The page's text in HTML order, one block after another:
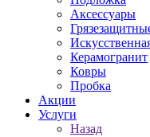
Аксессуары
Керамогранит
Ковры
Пробка
Акции
Услуги
Назад